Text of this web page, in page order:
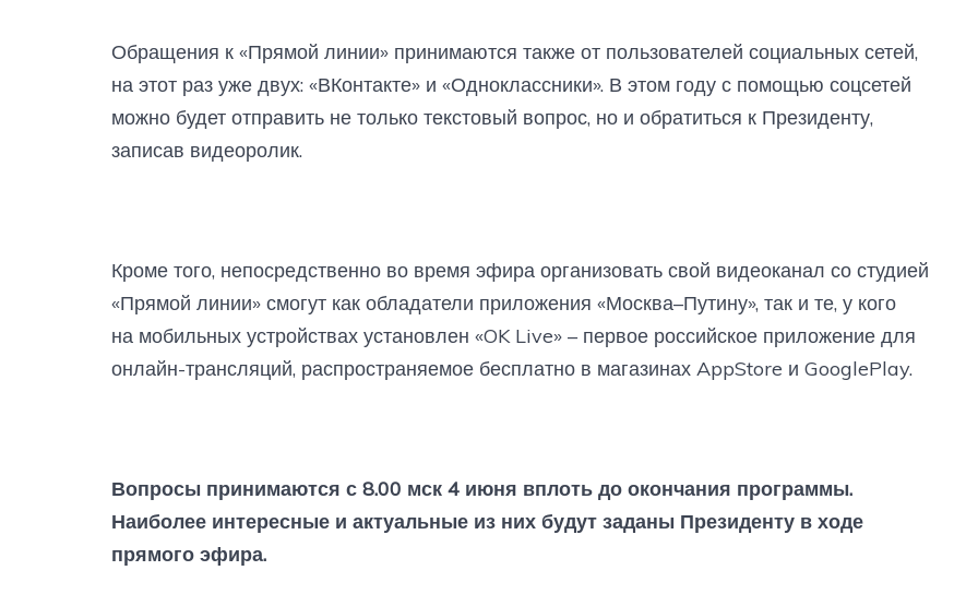
Обращения к «Прямой линии» принимаются также от пользователей социальных сетей,
на этот раз уже двух: «ВКонтакте» и «Одноклассники». В этом году с помощью соцсетей
можно будет отправить не только текстовый вопрос, но и обратиться к Президенту,
записав видеоролик.
Кроме того, непосредственно во время эфира организовать свой видеоканал со студией
«Прямой линии» смогут как обладатели приложения «Москва–Путину», так и те, у кого
на мобильных устройствах установлен «OK Live» – первое российское приложение для
онлайн-трансляций, распространяемое бесплатно в магазинах AppStore и GooglePlay.
Вопросы принимаются с 8.00 мск 4 июня вплоть до окончания программы.
Наиболее интересные и актуальные из них будут заданы Президенту в ходе
прямого эфира.